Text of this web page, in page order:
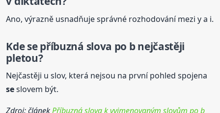
Ano, výrazně usnadňuje správné rozhodování mezi y a i.
Kdesepříbuzná slova po b nejčastěji
pletou?
Nejčastěji u slov, která nejsou na první pohled spojena
seslovem být.
Zdroj: článekPříbuzná slova k vyjmenovaným slovům po b